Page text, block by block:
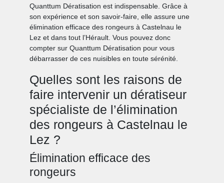
Quanttum Dératisation est indispensable. Grâce à
son expérience et son savoir-faire, elle assure une
élimination efficace des rongeurs à Castelnau le
Lez et dans tout l’Hérault. Vous pouvez donc
compter sur Quanttum Dératisation pour vous
débarrasser de ces nuisibles en toute sérénité.
Quelles sont les raisons de
faire intervenir un dératiseur
spécialiste de l’élimination
des rongeurs à Castelnau le
Lez ?
Élimination efficace des
rongeurs